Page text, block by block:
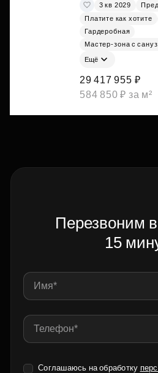
3 кв 2029
Платите как хотите
Гардеробная
Мастер-зона с
Ещё
29 417 955 ₽
584 850 ₽ за м²
Перезвоним
15
Соглашаюсь на обработку